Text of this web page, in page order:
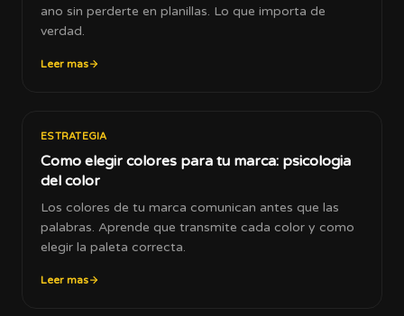
ano sin perderte en planillas. Lo que importa de
verdad.
Leer mas
ESTRATEGIA
Como elegir colores para tu marca: psicologia
del color
Los colores de tu marca comunican antes que las
palabras. Aprende que transmite cada color y como
elegir la paleta correcta.
Leer mas